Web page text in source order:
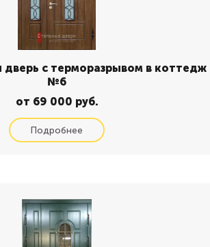
дверь с терморазрывом в коттедж
№6
от 69 000 руб.